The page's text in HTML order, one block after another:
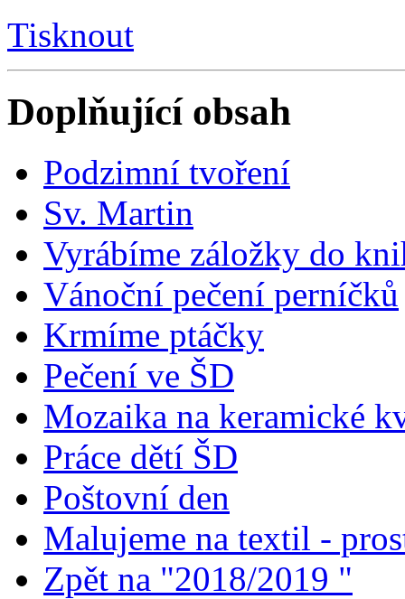
Tisknout
Doplňující obsah
Podzimní tvoření
Sv. Martin
Vyrábíme záložky do
Vánoční pečení perníčků
Krmíme ptáčky
Pečení ve ŠD
Mozaika na keramické
Práce dětí ŠD
Poštovní den
Malujeme na textil -
Zpět na "2018/2019 "